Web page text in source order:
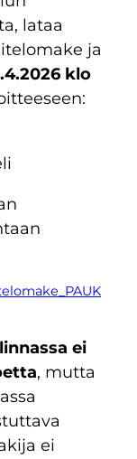
lataa
ja
klo
ei
, mutta
ei